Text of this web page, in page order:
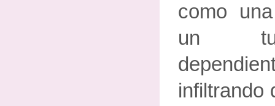
como
un
infiltrando